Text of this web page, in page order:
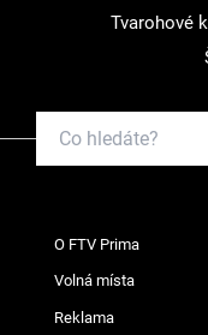
Tvarohové
O FTV Prima
Volná místa
Reklama